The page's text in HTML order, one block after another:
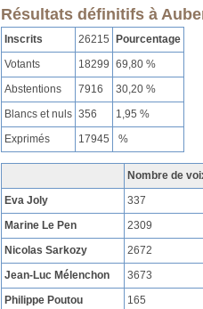
Résultats définitifs à
Inscrits 26215 Pourcentage
Votants
18299 69,80 %
Abstentions
7916
30,20 %
Blancs et nuls 356
1,95 %
Exprimés
17945 %
Nombre de
Eva Joly
337
Marine Le Pen
2309
Nicolas Sarkozy
2672
Jean-Luc Mélenchon
3673
Philippe Poutou
165